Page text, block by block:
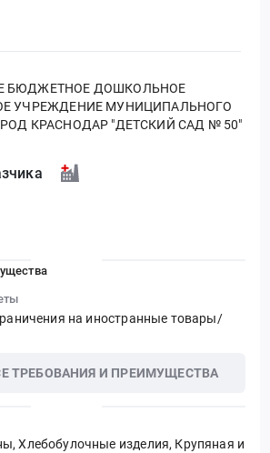
БЮДЖЕТНОЕ ДОШКОЛЬНОЕ
УЧРЕЖДЕНИЕ МУНИЦИПАЛЬНОГО
КРАСНОДАР "ДЕТСКИЙ САД № 50"
на иностранные товары/
ТРЕБОВАНИЯ И ПРЕИМУЩЕСТВА
Хлебобулочные изделия, Крупяная и